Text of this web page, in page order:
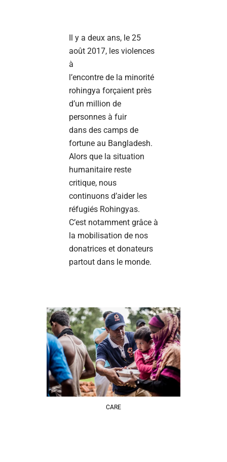
Il y a deux ans, le 25
août 2017, les violences
à
l’encontre de la minorité
rohingya forçaient près
d’un million de
personnes à fuir
dans des camps de
fortune au Bangladesh.
Alors que la situation
humanitaire reste
critique, nous
continuons d’aider les
réfugiés Rohingyas.
C’est notamment grâce à
la mobilisation de nos
donatrices et donateurs
partout dans le monde.
CARE